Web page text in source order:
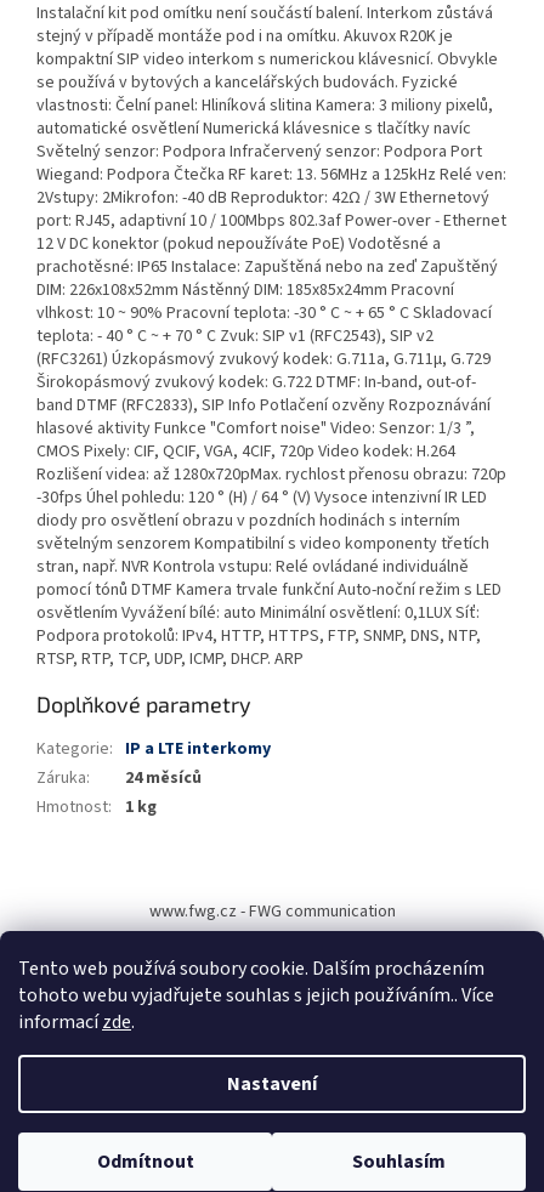
Tento web používá soubory cookie. Dalším procházením
tohoto webu vyjadřujete souhlas s jejich používáním.. Více
informacízde.
Nastavení
Odmítnout Souhlasím
Vítejte na stránkách FWG communication. Pro pomoc s výběrem zboží,
Instalační kit pod omítku není součástí balení. Interkom zůstává
stejný v případě montáže pod i na omítku. Akuvox R20K je
kompaktní SIP video interkom s numerickou klávesnicí. Obvykle
se používá v bytových a kancelářských budovách. Fyzické
vlastnosti: Čelní panel: Hliníková slitina Kamera: 3 miliony pixelů,
automatické osvětlení Numerická klávesnice s tlačítky navíc
Světelný senzor: Podpora Infračervený senzor: Podpora Port
Wiegand: Podpora Čtečka RF karet: 13. 56MHz a 125kHz Relé ven:
2Vstupy: 2Mikrofon: -40 dB Reproduktor: 42Ω / 3W Ethernetový
port: RJ45, adaptivní 10 / 100Mbps 802.3af Power-over - Ethernet
12 V DC konektor (pokud nepoužíváte PoE) Vodotěsné a
prachotěsné: IP65 Instalace: Zapuštěná nebo na zeď Zapuštěný
DIM: 226x108x52mm Nástěnný DIM: 185x85x24mm Pracovní
vlhkost: 10 ~ 90% Pracovní teplota: -30 ° C ~ + 65 ° C Skladovací
teplota: - 40 ° C ~ + 70 ° C Zvuk: SIP v1 (RFC2543), SIP v2
(RFC3261) Úzkopásmový zvukový kodek: G.711a, G.711μ, G.729
Širokopásmový zvukový kodek: G.722 DTMF: In-band, out-of-
band DTMF (RFC2833), SIP Info Potlačení ozvěny Rozpoznávání
hlasové aktivity Funkce "Comfort noise" Video: Senzor: 1/3 ”,
CMOS Pixely: CIF, QCIF, VGA, 4CIF, 720p Video kodek: H.264
Rozlišení videa: až 1280x720pMax. rychlost přenosu obrazu: 720p
-30fps Úhel pohledu: 120 ° (H) / 64 ° (V) Vysoce intenzivní IR LED
diody pro osvětlení obrazu v pozdních hodinách s interním
světelným senzorem Kompatibilní s video komponenty třetích
stran, např. NVR Kontrola vstupu: Relé ovládané individuálně
pomocí tónů DTMF Kamera trvale funkční Auto-noční režim s LED
osvětlením Vyvážení bílé: auto Minimální osvětlení: 0,1LUX Síť:
Podpora protokolů: IPv4, HTTP, HTTPS, FTP, SNMP, DNS, NTP,
RTSP, RTP, TCP, UDP, ICMP, DHCP. ARP
Doplňkové parametry
Kategorie: IP a LTE interkomy
Záruka:
24 měsíců
Hmotnost: 1 kg
p
www.fwg.cz - FWG communication
Copyright 2026FWG communication s. r. o.. Všechna práva